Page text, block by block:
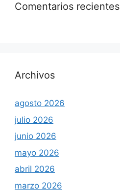
Comentarios recientes
Archivos
agosto 2026
julio 2026
junio 2026
mayo 2026
abril 2026
marzo 2026